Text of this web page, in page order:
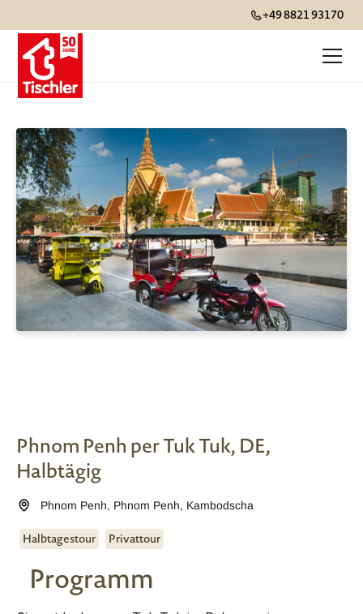
+49 8821 93170
Phnom Penh per Tuk Tuk, DE,
Halbtägig
Phnom Penh, Phnom Penh, Kambodscha
Halbtagestour Privattour
Programm